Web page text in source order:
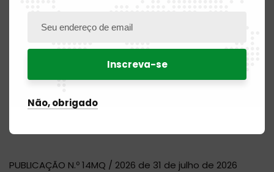
PUBLICAÇÃO N.º 14MQ / 2026 de 31 de julho de 2026
Não, obrigado